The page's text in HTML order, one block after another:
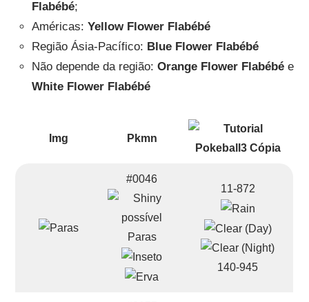
Flabébé;
Américas: Yellow Flower Flabébé
Região Ásia-Pacífico: Blue Flower Flabébé
Não depende da região: Orange Flower Flabébée
White Flower Flabébé
Img Pkmn
#0046
Paras
11-872
140-945